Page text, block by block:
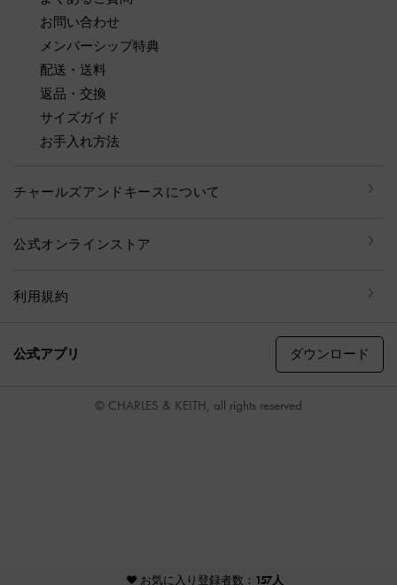
♥ お気に入り登録者数： 157人
お問い合わせ
メンバーシップ特典
配送・送料
返品・交換
サイズガイド
お手入れ方法
チャールズアンドキースについて
公式オンラインストア
利用規約
公式アプリ ダウンロード
© CHARLES & KEITH, all rights reserved